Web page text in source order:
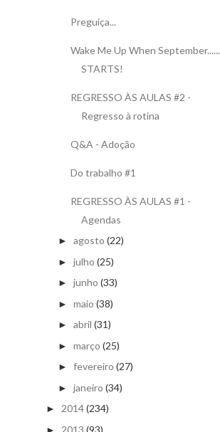
Preguiça...
Wake Me Up When September......
STARTS!
REGRESSO ÀS AULAS #2 -
Regresso à rotina
Q&A - Adoção
Do trabalho #1
REGRESSO ÀS AULAS #1 -
Agendas
► agosto (22)
► julho (25)
► junho (33)
► maio (38)
► abril (31)
► março (25)
► fevereiro (27)
► janeiro (34)
► 2014(234)
► 2013 (93)